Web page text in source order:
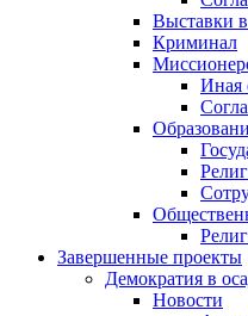
Выставки
Криминал
Иная
Завершенные проекты
Демократия в
Новости